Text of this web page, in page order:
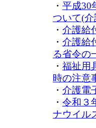
・ 平成30
ついて(
・ 介護給
・ 介護給
る省令の
・ 福祉用
時の注意
・ 介護電
・ 令和３
ナウイル